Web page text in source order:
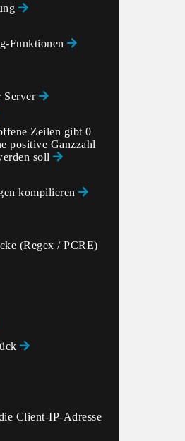
Funktionen
Server
Zeilen gibt 0
positive Ganzzahl
soll
kompilieren
(Regex / PCRE)
Client-IP-Adresse